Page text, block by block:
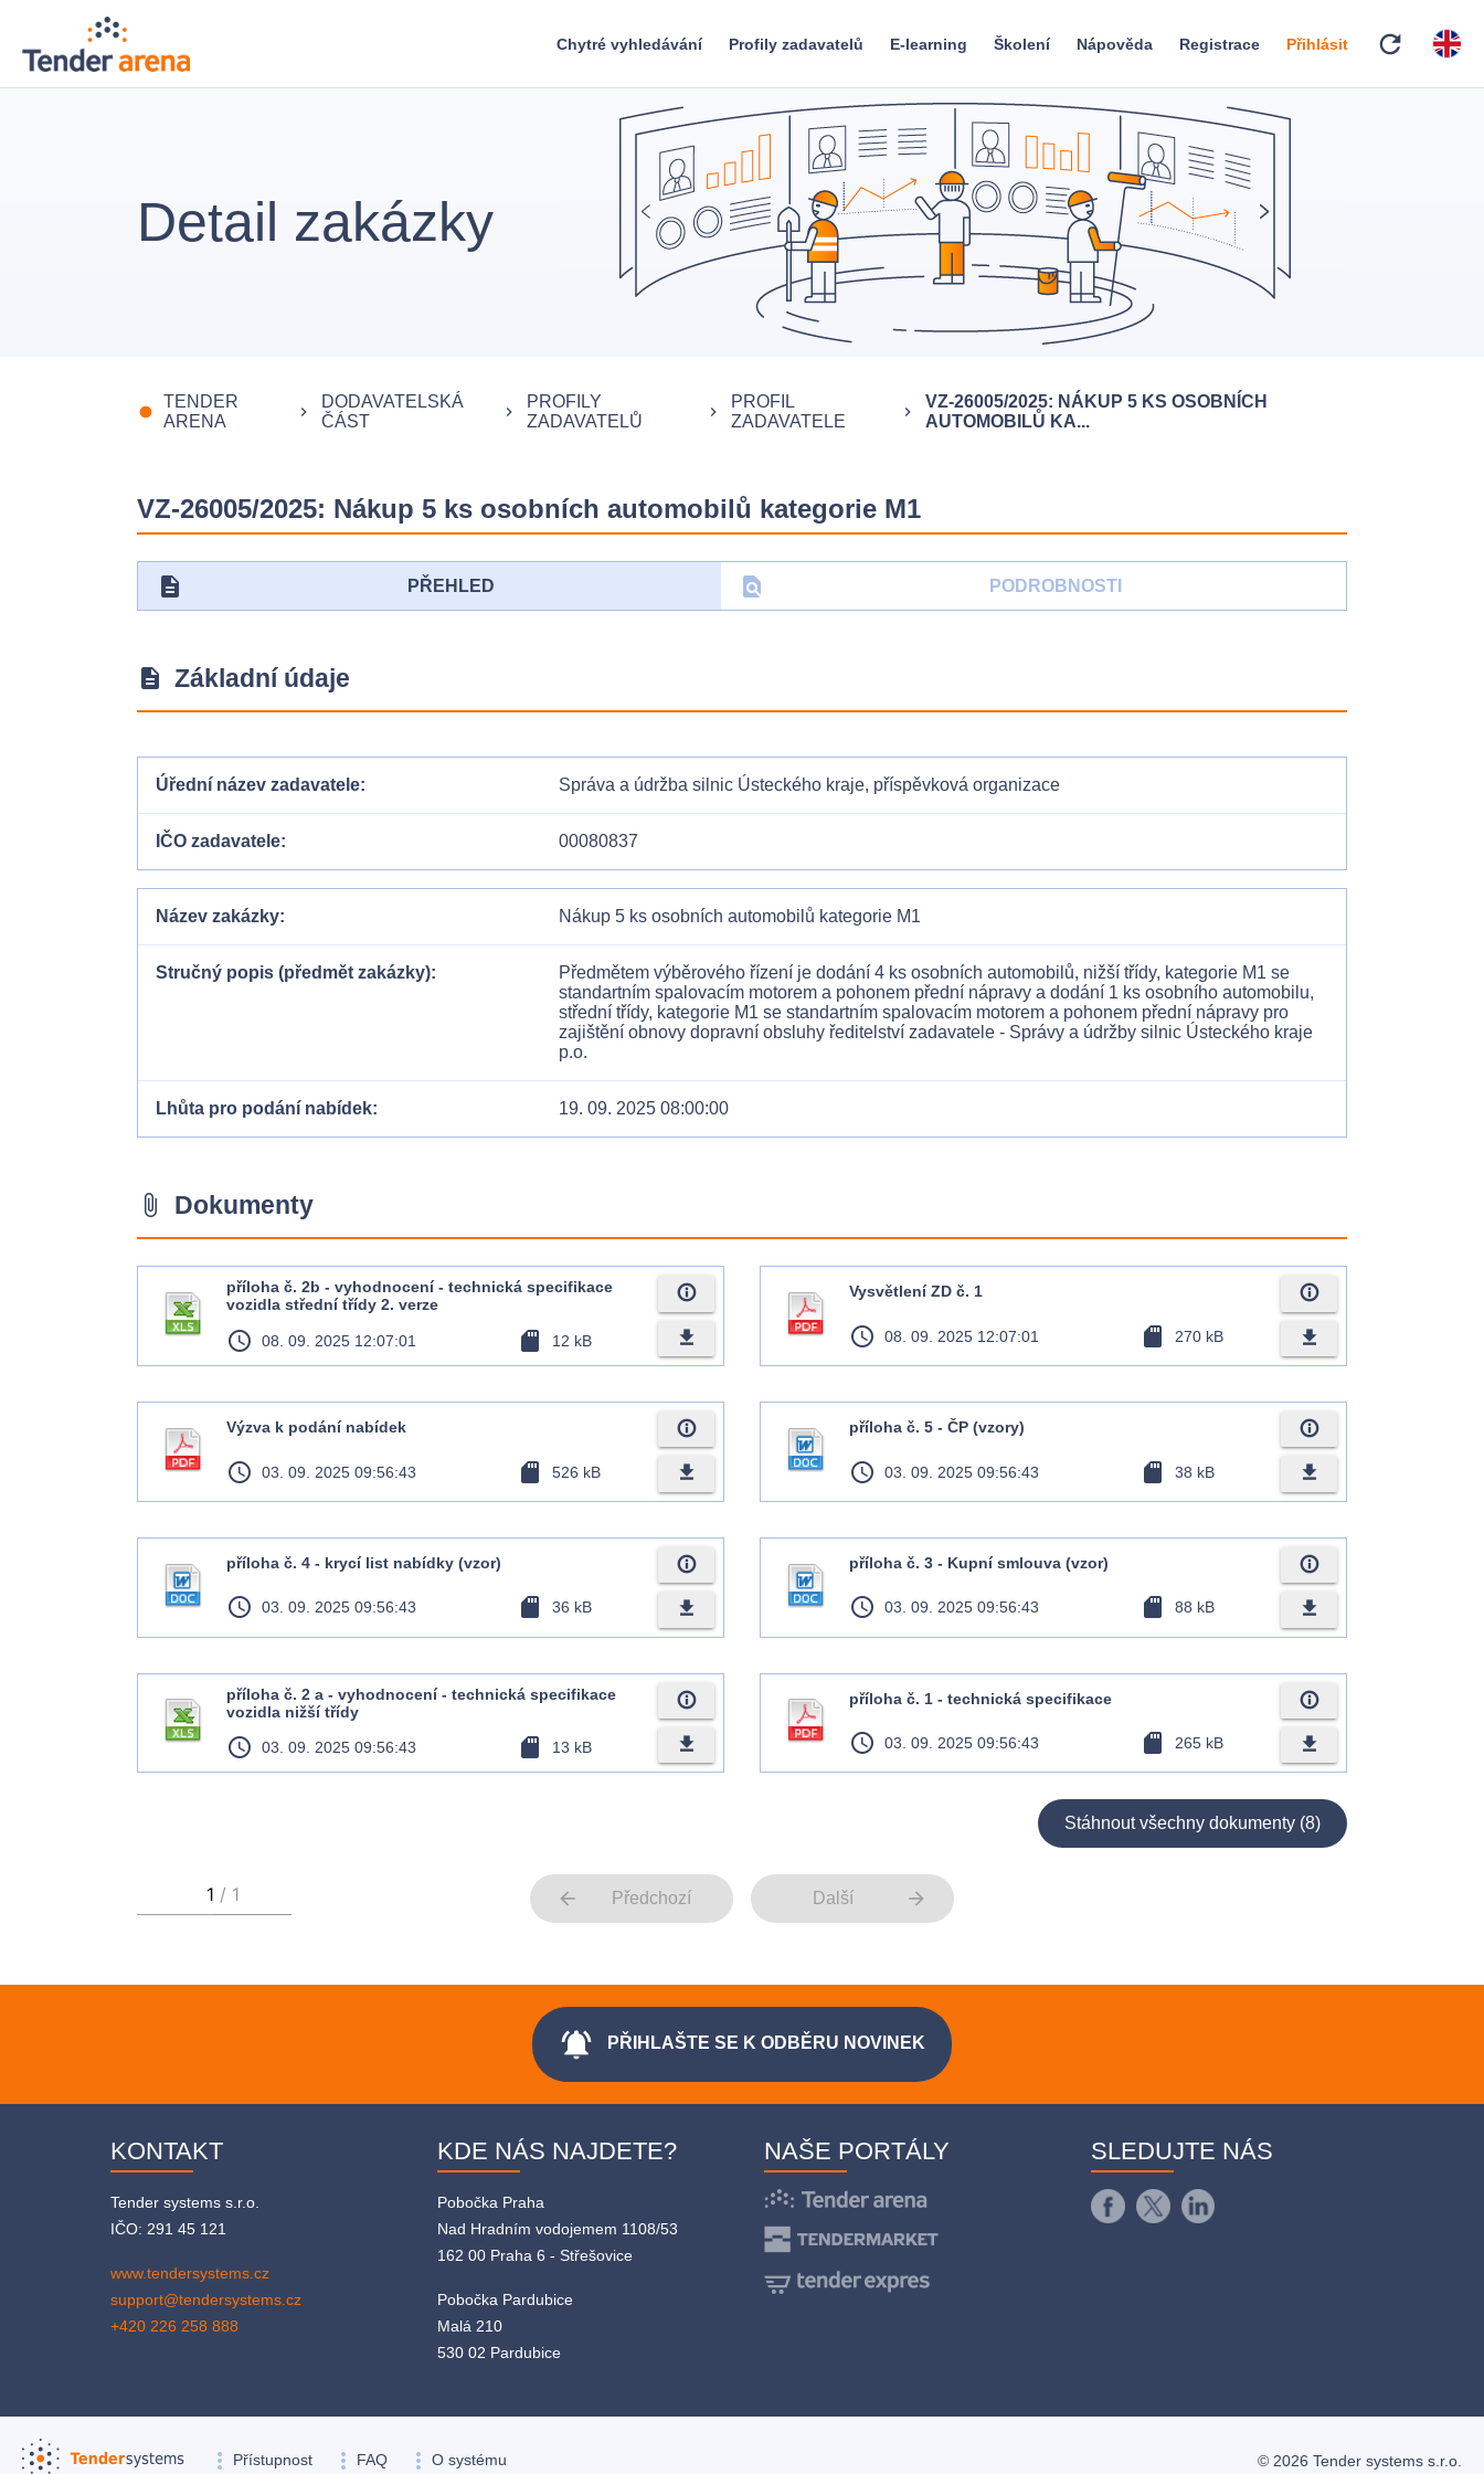
Chytré vyhledávání Profily zadavatelů E-learning Školení Nápověda Registrace Přihlásit refresh
Detail zakázky
fiber_manual_record
TENDER
ARENA
keyboard_arrow_right
DODAVATELSKÁ
ČÁST
keyboard_arrow_right
PROFILY
ZADAVATELŮ
keyboard_arrow_right
PROFIL
ZADAVATELE
keyboard_arrow_right
VZ-26005/2025: NÁKUP 5 KS OSOBNÍCH
AUTOMOBILŮ KA...
VZ-26005/2025: Nákup 5 ks osobních automobilů kategorie M1
description PŘEHLED find_in_page PODROBNOSTI
description Základní údaje
Úřední název zadavatele Správa a údržba silnic Ústeckého kraje, příspěvková organizace
IČO zadavatele 00080837
Název zakázky Nákup 5 ks osobních automobilů kategorie M1
Stručný popis (předmět zakázky)
Předmětem výběrového řízení je dodání 4 ks osobních automobilů, nižší třídy, kategorie M1 se
standartním spalovacím motorem a pohonem přední nápravy a dodání 1 ks osobního automobilu,
střední třídy, kategorie M1 se standartním spalovacím motorem a pohonem přední nápravy pro
zajištění obnovy dopravní obsluhy ředitelství zadavatele - Správy a údržby silnic Ústeckého kraje
p.o.
Lhůta pro podání nabídek 19. 09. 2025 08:00:00
attach_file Dokumenty
příloha č. 2b - vyhodnocení - technická specifikace
vozidla střední třídy 2. verze
access_time 08. 09. 2025 12:07:01 sd_card 12 kB
info_outline
file_download
Vysvětlení ZD č. 1
access_time 08. 09. 2025 12:07:01 sd_card 270 kB
info_outline
file_download
Výzva k podání nabídek
access_time 03. 09. 2025 09:56:43 sd_card 526 kB
info_outline
file_download
příloha č. 5 - ČP (vzory)
access_time 03. 09. 2025 09:56:43 sd_card 38 kB
info_outline
file_download
příloha č. 4 - krycí list nabídky (vzor)
access_time 03. 09. 2025 09:56:43 sd_card 36 kB
info_outline
file_download
příloha č. 3 - Kupní smlouva (vzor)
access_time 03. 09. 2025 09:56:43 sd_card 88 kB
info_outline
file_download
příloha č. 2 a - vyhodnocení - technická specifikace
vozidla nižší třídy
access_time 03. 09. 2025 09:56:43 sd_card 13 kB
info_outline
file_download
příloha č. 1 - technická specifikace
access_time 03. 09. 2025 09:56:43 sd_card 265 kB
info_outline
file_download
Stáhnout všechny dokumenty (8)
arrow_back Předchozí Další arrow_forward
notifications_active PŘIHLAŠTE SE K ODBĚRU NOVINEK
KONTAKT
Tender systems s.r.o.
IČO: 291 45 121
www.tendersystems.cz
support@tendersystems.cz
+420 226 258 888
KDE NÁS NAJDETE?
Pobočka Praha
Nad Hradním vodojemem 1108/53
162 00 Praha 6 - Střešovice
Pobočka Pardubice
Malá 210
530 02 Pardubice
NAŠE PORTÁLY SLEDUJTE NÁS
more_vert Přístupnost more_vert FAQ more_vert O systému © 2026 Tender systems s.r.o.